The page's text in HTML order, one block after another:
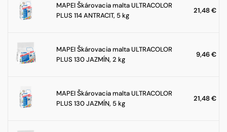
MAPEI Škárovacia malta ULTRACOLOR
PLUS 114 ANTRACIT, 5 kg
21,48€
MAPEI Škárovacia malta ULTRACOLOR
PLUS 130 JAZMÍN, 2 kg
9,46€
MAPEI Škárovacia malta ULTRACOLOR
PLUS 130 JAZMÍN, 5 kg
21,48€